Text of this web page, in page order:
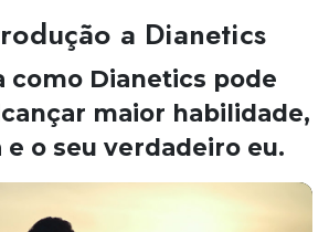
a Dianetics
como Dianetics pode
maior habilidade,
o seu verdadeiro eu.